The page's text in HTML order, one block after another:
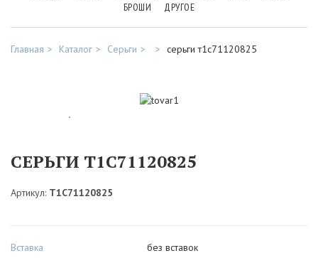
БРОШИ
ДРУГОЕ
Главная Каталог Серьги серьги т1с71120825
СЕРЬГИ Т1С71120825
Артикул: Т1С71120825
Вставка
без вставок